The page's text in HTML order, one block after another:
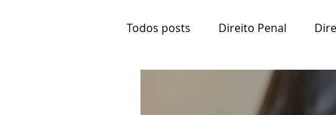
Todos posts Direito Penal